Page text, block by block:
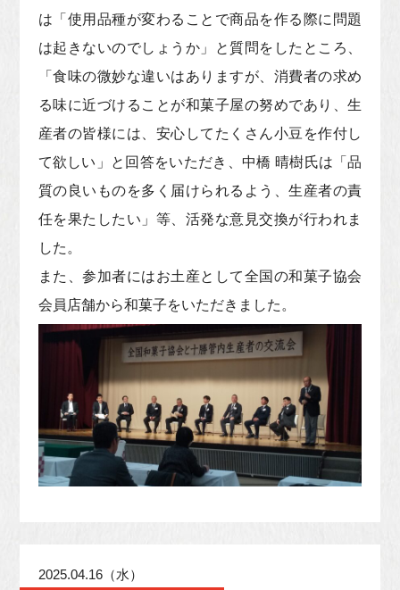
は「使用品種が変わることで商品を作る際に問題
は起きないのでしょうか」と質問をしたところ、
「食味の微妙な違いはありますが、消費者の求め
る味に近づけることが和菓子屋の努めであり、生
産者の皆様には、安心してたくさん小豆を作付し
て欲しい」と回答をいただき、中橋 晴樹氏は「品
質の良いものを多く届けられるよう、生産者の責
任を果たしたい」等、活発な意見交換が行われま
した。
また、参加者にはお土産として全国の和菓子協会
会員店舗から和菓子をいただきました。
2025.04.16（水）